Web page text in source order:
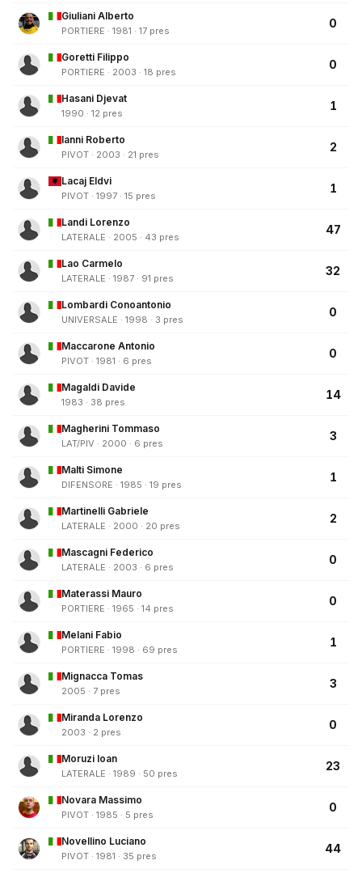
Giuliani Alberto
PORTIERE · 1981 · 17 pres
0
Goretti Filippo
PORTIERE · 2003 · 18 pres
0
Hasani Djevat
1990 · 12 pres
1
Ianni Roberto
PIVOT · 2003 · 21 pres
2
Lacaj Eldvi
PIVOT · 1997 · 15 pres
1
Landi Lorenzo
LATERALE · 2005 · 43 pres
47
Lao Carmelo
LATERALE · 1987 · 91 pres
32
Lombardi Conoantonio
UNIVERSALE · 1998 · 3 pres
0
Maccarone Antonio
PIVOT · 1981 · 6 pres
0
Magaldi Davide
1983 · 38 pres
14
Magherini Tommaso
LAT/PIV · 2000 · 6 pres
3
Malti Simone
DIFENSORE · 1985 · 19 pres
1
Martinelli Gabriele
LATERALE · 2000 · 20 pres
2
Mascagni Federico
LATERALE · 2003 · 6 pres
0
Materassi Mauro
PORTIERE · 1965 · 14 pres
0
Melani Fabio
PORTIERE · 1998 · 69 pres
1
Mignacca Tomas
2005 · 7 pres
3
Miranda Lorenzo
2003 · 2 pres
0
Moruzi Ioan
LATERALE · 1989 · 50 pres
23
Novara Massimo
PIVOT · 1985 · 5 pres
0
Novellino Luciano
PIVOT · 1981 · 35 pres
44